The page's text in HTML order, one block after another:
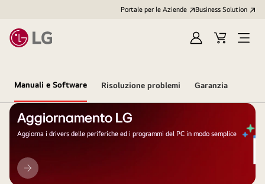
Portale per le Aziende Business Solution
AccediCart
Open
Manuali e Software Risoluzione problemi Garanzia
Aggiornamento LG
Aggiorna i drivers delle periferiche ed i programmi del PC in modo semplice
Aggiornamento
LG